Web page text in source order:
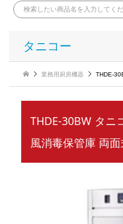
タニコー
業務用厨房機器 THDE-
THDE-30BW タニ
風消毒保管庫 両